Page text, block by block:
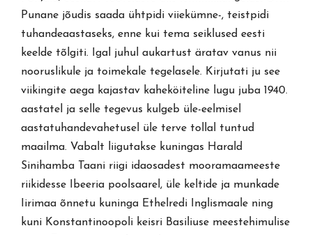
Punane jõudis saada ühtpidi viiekümne-, teistpidi
tuhandeaastaseks, enne kui tema seiklused eesti
keelde tõlgiti. Igal juhul aukartust äratav vanus nii
nooruslikule ja toimekale tegelasele. Kirjutati ju see
viikingite aega kajastav kaheköiteline lugu juba 1940.
aastatel ja selle tegevus kulgeb üle-eelmisel
aastatuhandevahetusel üle terve tollal tuntud
maailma. Vabalt liigutakse kuningas Harald
Sinihamba Taani riigi idaosadest mooramaameeste
riikidesse Ibeeria poolsaarel, üle keltide ja munkade
Iirimaa õnnetu kuninga Ethelredi Inglismaale ning
kuni Konstantinoopoli keisri Basiliuse meestehimulise